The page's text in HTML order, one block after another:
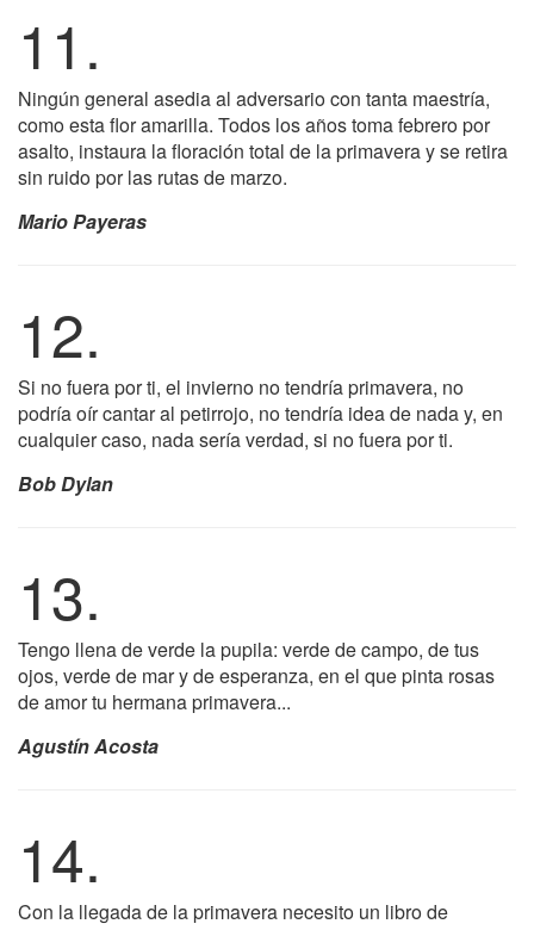
11.
Ningún general asedia al adversario con tanta maestría,
como esta flor amarilla. Todos los años toma febrero por
asalto, instaura la floración total de la primavera y se retira
sin ruido por las rutas de marzo.
Mario Payeras
12.
Si no fuera por ti, el invierno no tendría primavera, no
podría oír cantar al petirrojo, no tendría idea de nada y, en
cualquier caso, nada sería verdad, si no fuera por ti.
Bob Dylan
13.
Tengo llena de verde la pupila: verde de campo, de tus
ojos, verde de mar y de esperanza, en el que pinta rosas
de amor tu hermana primavera...
Agustín Acosta
14.
Con la llegada de la primavera necesito un libro de